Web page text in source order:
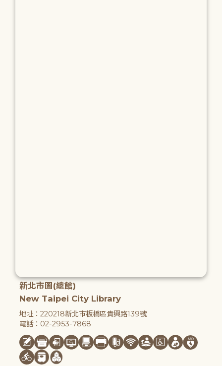
新北市圖(總館)
New Taipei City Library
地址：220218新北市板橋區貴興路139號
電話：02-2953-7868